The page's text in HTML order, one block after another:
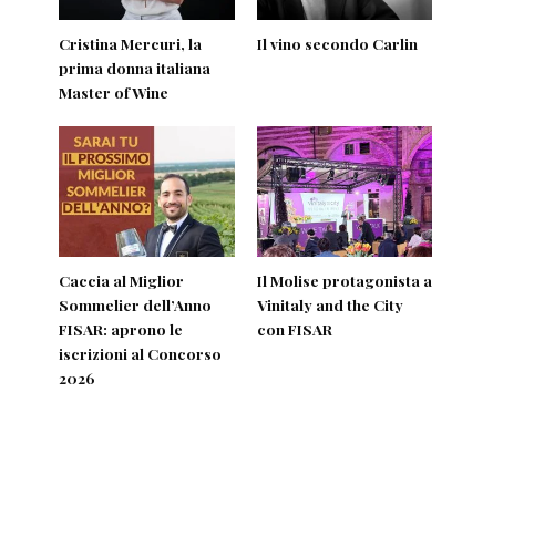
Cristina Mercuri, la
prima donna italiana
Master of Wine
Il vino secondo Carlin
Caccia al Miglior
Sommelier dell’Anno
FISAR: aprono le
iscrizioni al Concorso
2026
Il Molise protagonista a
Vinitaly and the City
con FISAR